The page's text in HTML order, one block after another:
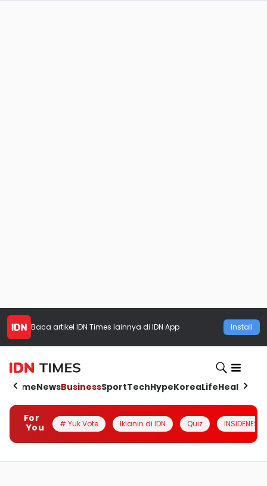
Baca artikel IDN Times lainnya di IDN App Install
HomeNewsBusinessSportTechHypeKoreaLifeHealth
For
You
# Yuk Vote Iklanin di IDN Quiz INSIDENESIA